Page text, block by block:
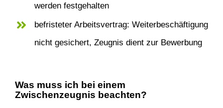
werden festgehalten
befristeter Arbeitsvertrag: Weiterbeschäftigung
nicht gesichert, Zeugnis dient zur Bewerbung
Was muss ich bei einem
Zwischenzeugnis beachten?